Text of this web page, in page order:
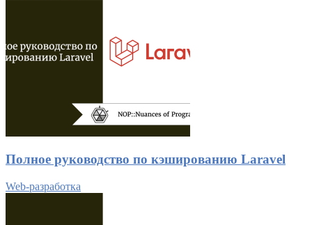
Полное руководство по кэшированию Laravel
Web-разработка